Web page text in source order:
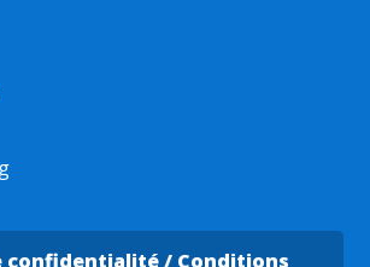
confidentialité / Conditions